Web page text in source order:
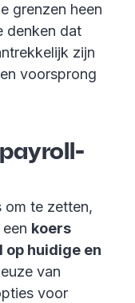
grenzen heen
denken dat
zijn
voorsprong
om te zetten,
koers
huidige en
van
voor